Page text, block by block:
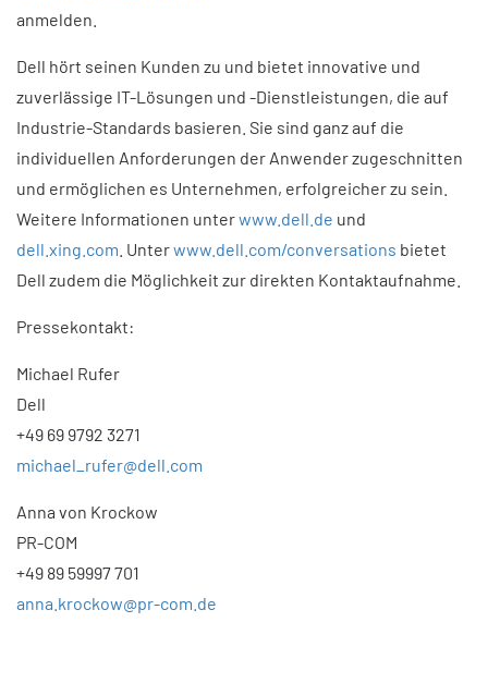
anmelden.
Dell hört seinen Kunden zu und bietet innovative und
zuverlässige IT-Lösungen und -Dienstleistungen, die auf
Industrie-Standards basieren. Sie sind ganz auf die
individuellen Anforderungen der Anwender zugeschnitten
und ermöglichen es Unternehmen, erfolgreicher zu sein.
Weitere Informationen unterwww.dell.de und
dell.xing.com . Unterwww.dell.com/conversations bietet
Dell zudem die Möglichkeit zur direkten Kontaktaufnahme.
Pressekontakt:
Michael Rufer
Dell
+49 69 9792 3271
michael_rufer@dell.com
Anna von Krockow
PR-COM
+49 89 59997 701
anna.krockow@pr-com.de